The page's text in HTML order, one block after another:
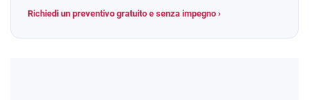
Richiedi un preventivo gratuito e senza impegno ›